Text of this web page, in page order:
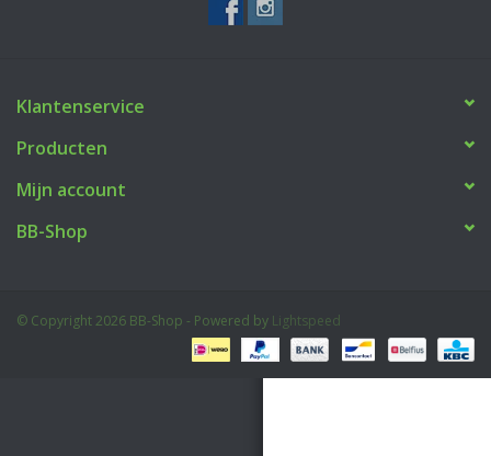
Klantenservice
Producten
Mijn account
BB-Shop
© Copyright 2026 BB-Shop - Powered by Lightspeed